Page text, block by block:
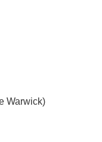
Warwick)